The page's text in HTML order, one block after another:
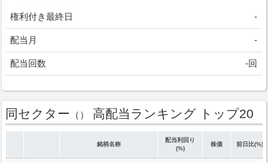
権利付き最終日 -
配当月 -
配当回数 -回
同セクター （） 高配当ランキング トップ20
銘柄名称
配当利回り
(%)
株価 前日比(%)